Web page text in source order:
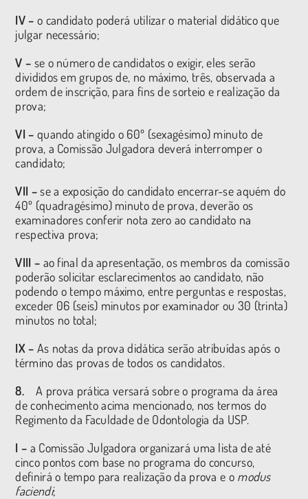
IV – o candidato poderá utilizar o material didático que
julgar necessário;
V – se o número de candidatos o exigir, eles serão
divididos em grupos de, no máximo, três, observada a
ordem de inscrição, para fins de sorteio e realização da
prova;
VI – quando atingido o 60º (sexagésimo) minuto de
prova, a Comissão Julgadora deverá interromper o
candidato;
VII –se a exposição do candidato encerrar-se aquém do
40º (quadragésimo) minuto de prova, deverão os
examinadores conferir nota zero ao candidato na
respectiva prova;
VIII – ao final da apresentação, os membros da comissão
poderão solicitar esclarecimentos ao candidato, não
podendo o tempo máximo, entre perguntas e respostas,
exceder 06 (seis) minutos por examinador ou 30 (trinta)
minutos no total;
IX – As notas da prova didática serão atribuídas após o
término das provas de todos os candidatos.
8.A prova prática versará sobre o programa da área
de conhecimento acima mencionado, nos termos do
Regimento da Faculdade de Odontologia da USP.
I – a Comissão Julgadora organizará uma lista de até
cinco pontos com base no programa do concurso,
definirá o tempo para realização da prova e o modus
faciendi;